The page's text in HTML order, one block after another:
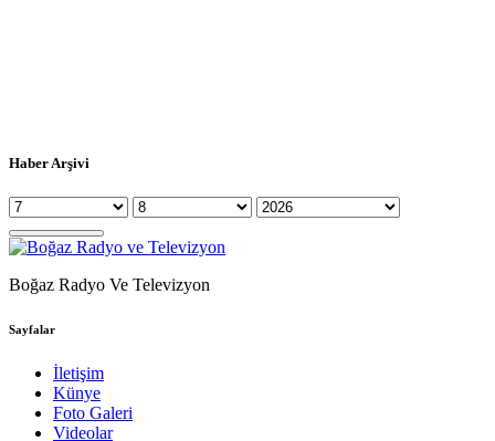
Haber Arşivi
Boğaz Radyo Ve Televizyon
Sayfalar
İletişim
Künye
Foto Galeri
Videolar